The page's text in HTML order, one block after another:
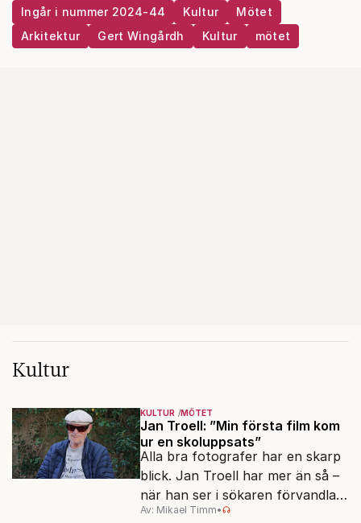
Ingår i nummer 2024-44 Kultur
Mötet
Arkitektur
Gert Wingårdh Kultur mötet
Kultur
KULTUR MÖTET
Jan Troell: ”Min första film kom
ur en skoluppsats”
Alla bra fotografer har en skarp
blick. Jan Troell har mer än så –
när han ser i sökaren förvandlas
vardagen till underverk. Fyllda 95
Av: Mikael Timm•